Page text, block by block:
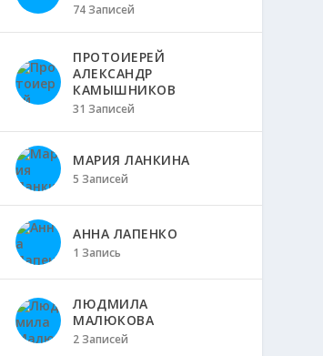
74 Записей
ПРОТОИЕРЕЙ
АЛЕКСАНДР
КАМЫШНИКОВ
31 Записей
МАРИЯ ЛАНКИНА
5 Записей
АННА ЛАПЕНКО
1 Запись
ЛЮДМИЛА
МАЛЮКОВА
2 Записей